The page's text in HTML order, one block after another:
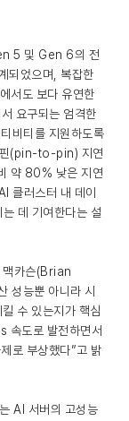
5 및 Gen 6의 전
되었으며, 복잡한
서도 보다 유연한
요구되는 엄격한
비티를 지원하도록
(pin-to-pin) 지연
약 80% 낮은 지연
클러스터 내 데이
데 기여한다는 설
맥카슨(Brian
성능뿐 아니라 시
수 있는지가 핵심
도로 발전하면서
로 부상했다”고 밝
AI 서버의 고성능